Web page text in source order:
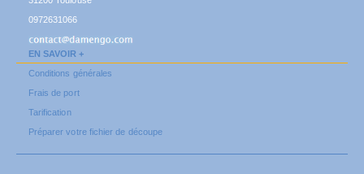
0972631066
EN SAVOIR +
Conditions générales
Frais de port
Tarification
Préparer votre fichier de découpe